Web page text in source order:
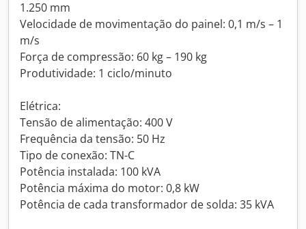
1.250 mm
Velocidade de movimentação do painel: 0,1 m/s – 1
m/s
Força de compressão: 60 kg – 190 kg
Produtividade: 1 ciclo/minuto
Elétrica:
Tensão de alimentação: 400 V
Frequência da tensão: 50 Hz
Tipo de conexão: TN-C
Potência instalada: 100 kVA
Potência máxima do motor: 0,8 kW
Potência de cada transformador de solda: 35 kVA